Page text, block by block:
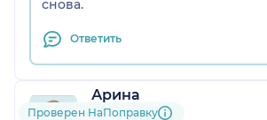
снова.
Ответить
Арина
2 отзыва
Проверен НаПоправку